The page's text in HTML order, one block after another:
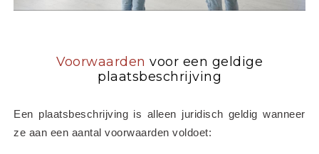
Voorwaarden voor een geldige
plaatsbeschrijving
Een plaatsbeschrijving is alleen juridisch geldig wanneer
ze aan een aantal voorwaarden voldoet: